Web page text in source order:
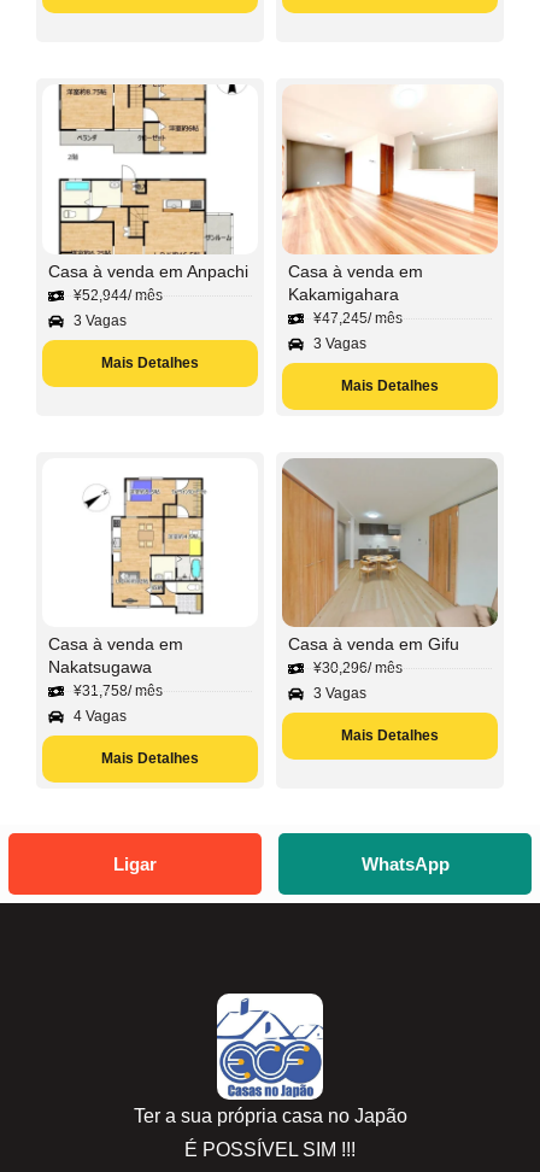
Casa à venda em Anpachi
¥52,944/ mês
3 Vagas
Mais Detalhes
Casa à venda em
Kakamigahara
¥47,245/ mês
3 Vagas
Mais Detalhes
Casa à venda em
Nakatsugawa
¥31,758/ mês
4 Vagas
Mais Detalhes
Casa à venda em Gifu
¥30,296/ mês
3 Vagas
Mais Detalhes
Ligar WhatsApp
Ter a sua própria casa no Japão
É POSSÍVEL SIM !!!